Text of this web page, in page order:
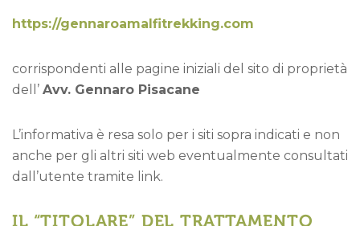
https://gennaroamalfitrekking.com
corrispondenti alle pagine iniziali del sito di proprietà
dell’ Avv. Gennaro Pisacane
L’informativa è resa solo per i siti sopra indicati e non
anche per gli altri siti web eventualmente consultati
dall’utente tramite link.
IL “TITOLARE” DEL TRATTAMENTO